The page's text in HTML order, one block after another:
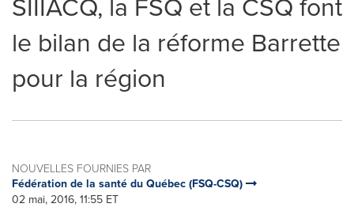
le bilan de la réforme Barrette
pour la région
NOUVELLES FOURNIES PAR
Fédération de la santé du Québec (FSQ-CSQ)
02 mai, 2016, 11:55 ET